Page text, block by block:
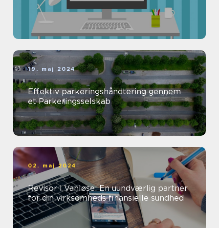
19. maj 2024
Effektiv parkeringshåndtering gennem
et Parkeringsselskab
02. maj 2024
Revisor i Vanløse: En uundværlig partner
for din virksomheds finansielle sundhed